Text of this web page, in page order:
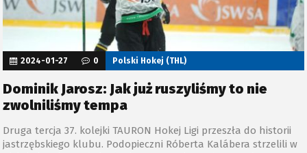
Dominik Jarosz: Jak już ruszyliśmy to nie
zwolniliśmy tempa
Druga tercja 37. kolejki TAURON Hokej Ligi przeszła do historii
jastrzębskiego klubu. Podopieczni Róberta Kalábera strzelili w
2024-01-27 0 Polski Hokej (THL)